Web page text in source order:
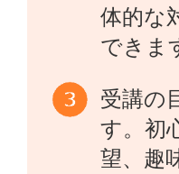
体的な
できま
受講の
す。初
望、趣